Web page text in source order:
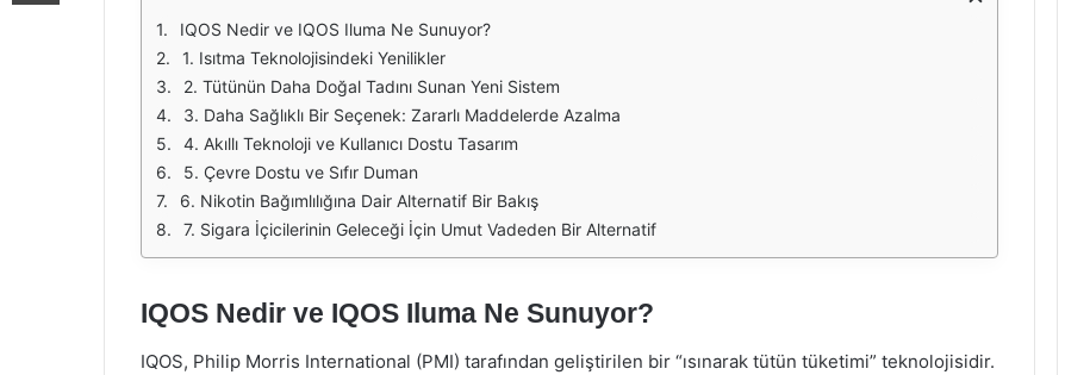
IQOS Nedir ve IQOS Iluma Ne Sunuyor?
1. Isıtma Teknolojisindeki Yenilikler
2. Tütünün Daha Doğal Tadını Sunan Yeni Sistem
3. Daha Sağlıklı Bir Seçenek: Zararlı Maddelerde Azalma
4. Akıllı Teknoloji ve Kullanıcı Dostu Tasarım
5. Çevre Dostu ve Sıfır Duman
6. Nikotin Bağımlılığına Dair Alternatif Bir Bakış
7. Sigara İçicilerinin Geleceği İçin Umut Vadeden Bir Alternatif
IQOS Nedir ve IQOS Iluma Ne Sunuyor?
IQOS, Philip Morris International (PMI) tarafından geliştirilen bir “ısınarak tütün tüketimi” teknolojisidir.